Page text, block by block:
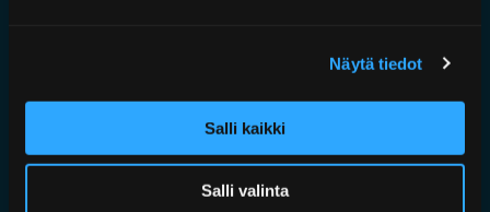
Näytä tiedot
Salli kaikki
Salli valinta
DNV TYPE APPROVAL CERTIFICATE
ISO 9001:2015 KIWA